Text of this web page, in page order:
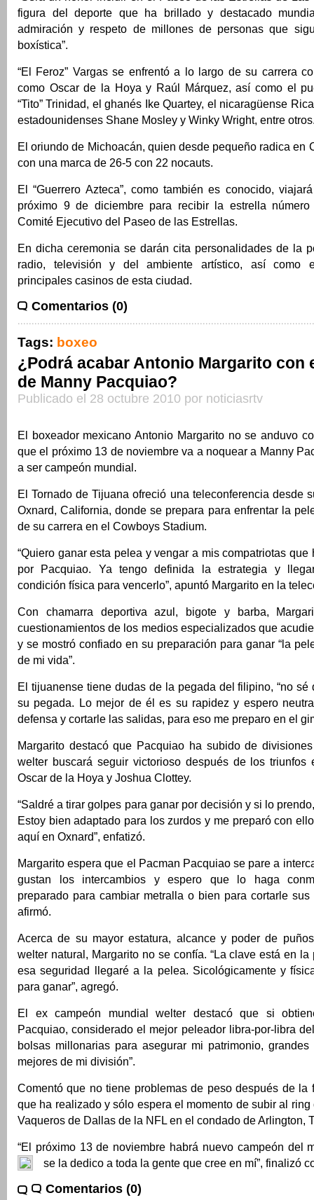
figura del deporte que ha brillado y destacado
admiración y respeto de millones de personas que
boxística”.
“El Feroz” Vargas se enfrentó a lo largo de su carrera
como Oscar de la Hoya y Raúl Márquez, así como el
“Tito” Trinidad, el ghanés Ike Quartey, el nicaragüense
estadounidenses Shane Mosley y Winky Wright, entre
El oriundo de Michoacán, quien desde pequeño radica en
con una marca de 26-5 con 22 nocauts.
El “Guerrero Azteca”, como también es conocido,
próximo 9 de diciembre para recibir la estrella
Comité Ejecutivo del Paseo de las Estrellas.
En dicha ceremonia se darán cita personalidades de la
radio, televisión y del ambiente artístico, así como
principales casinos de esta ciudad.
Comentarios (0)
Tags: boxeo
¿Podrá acabar Antonio Margarito con
de Manny Pacquiao?
Publicado el 28 octubre 2010 por noticiasrtv
El boxeador mexicano Antonio Margarito no se anduvo
que el próximo 13 de noviembre va a noquear a Manny
a ser campeón mundial.
El Tornado de Tijuana ofreció una teleconferencia desde
Oxnard, California, donde se prepara para enfrentar la
de su carrera en el Cowboys Stadium.
“Quiero ganar esta pelea y vengar a mis compatriotas
por Pacquiao. Ya tengo definida la estrategia y
condición física para vencerlo”, apuntó Margarito en la
Con chamarra deportiva azul, bigote y barba,
cuestionamientos de los medios especializados que
y se mostró confiado en su preparación para ganar “la
de mi vida”.
El tijuanense tiene dudas de la pegada del filipino, “no sé
su pegada. Lo mejor de él es su rapidez y espero
defensa y cortarle las salidas, para eso me preparo en el
Margarito destacó que Pacquiao ha subido de
welter buscará seguir victorioso después de los triunfos
Oscar de la Hoya y Joshua Clottey.
“Saldré a tirar golpes para ganar por decisión y si lo
Estoy bien adaptado para los zurdos y me preparó con
aquí en Oxnard”, enfatizó.
Margarito espera que el Pacman Pacquiao se pare a
gustan los intercambios y espero que lo haga
preparado para cambiar metralla o bien para cortarle sus
afirmó.
Acerca de su mayor estatura, alcance y poder de
welter natural, Margarito no se confía. “La clave está en
esa seguridad llegaré a la pelea. Sicológicamente y
para ganar”, agregó.
El ex campeón mundial welter destacó que si
Pacquiao, considerado el mejor peleador libra-por-libra
bolsas millonarias para asegurar mi patrimonio,
mejores de mi división”.
Comentó que no tiene problemas de peso después de la
que ha realizado y sólo espera el momento de subir al
Vaqueros de Dallas de la NFL en el condado de Arlington,
“El próximo 13 de noviembre habrá nuevo campeón del
se la dedico a toda la gente que cree en mí”, finalizó
Comentarios (0)